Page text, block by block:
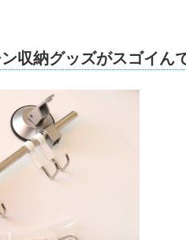
収納グッズがスゴイん